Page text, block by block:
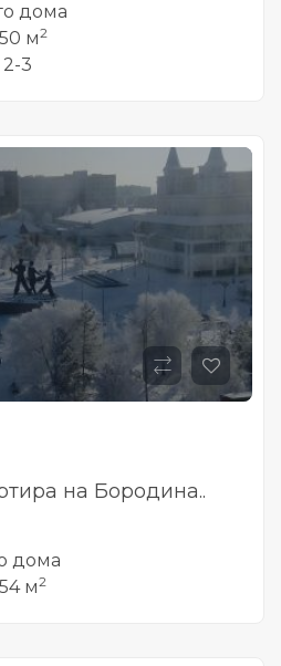
дома
м2
3
на Бородина..
дома
м2